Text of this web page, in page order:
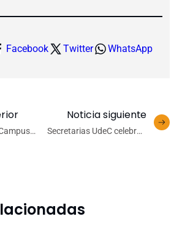
Facebook Twitter WhatsApp
Noticia siguiente
Secretarias UdeC celebran